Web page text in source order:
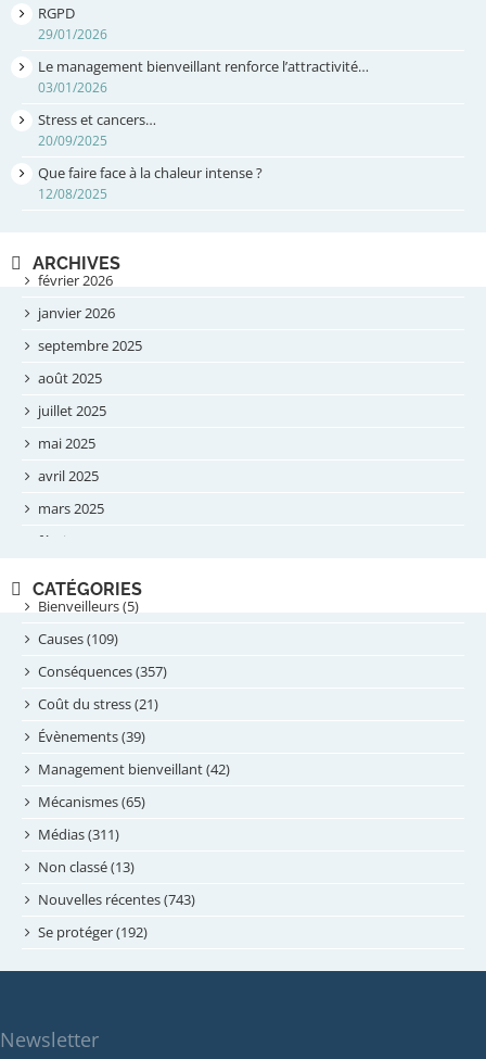
RGPD
29/01/2026
Le management bienveillant renforce l’attractivité…
03/01/2026
Stress et cancers…
20/09/2025
Que faire face à la chaleur intense ?
12/08/2025
ARCHIVES
février 2026
janvier 2026
septembre 2025
août 2025
juillet 2025
mai 2025
avril 2025
mars 2025
février 2025
septembre 2024
août 2024
juillet 2024
juin 2024
mai 2024
avril 2024
février 2024
janvier 2024
novembre 2023
octobre 2023
septembre 2023
mars 2023
CATÉGORIES
Bienveilleurs (5)
Causes (109)
Conséquences (357)
Coût du stress (21)
Évènements (39)
Management bienveillant (42)
Mécanismes (65)
Médias (311)
Non classé (13)
Nouvelles récentes (743)
Se protéger (192)
Newsletter